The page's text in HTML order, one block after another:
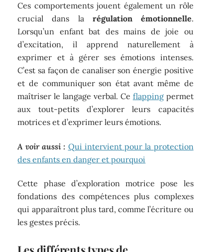
Ces comportements jouent également un rôle
crucial dans la régulation émotionnelle.
Lorsqu’un enfant bat des mains de joie ou
d’excitation, il apprend naturellement à
exprimer et à gérer ses émotions intenses.
C’est sa façon de canaliser son énergie positive
et de communiquer son état avant même de
maîtriser le langage verbal. Ce flappingpermet
aux tout-petits d’explorer leurs capacités
motrices et d’exprimer leurs émotions.
A voir aussi : Qui intervient pour la protection
des enfants en danger et pourquoi
Cette phase d’exploration motrice pose les
fondations des compétences plus complexes
qui apparaîtront plus tard, comme l’écriture ou
les gestes précis.